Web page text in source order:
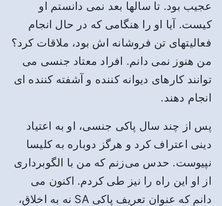
عجیب بود. تا سالها بعد نمی دانستم او
کیست. آیا او را هنگامی که در حال انجام
فعالیتهای تن فروشانه اش بود، ملاقات کرد؟
من هنوز نمی دانم. افراد معتاد جنسی می
توانند کارهای دیوانه کننده و آشفته کننده ای
انجام دهند.
پس از چند سال پاکی جنسی، او به اعتیاد
دینی اعتراف کرد و هرگز دوباره به کلیسا
نپیوست. حدس می‌زنم که من با الگوبرداری
از او این راه را نیز طی کردم. اکنون می
دانم که عنوان تعریف پاکی SA نه به اخلاق،